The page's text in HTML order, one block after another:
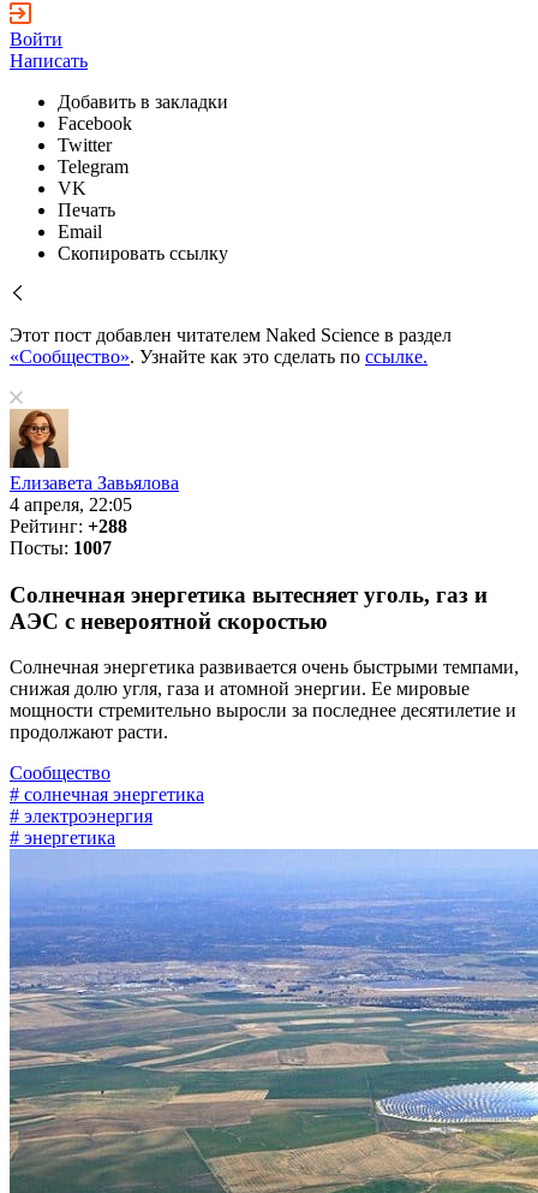
Войти
Написать
Добавить в закладки
Facebook
Twitter
Telegram
VK
Печать
Email
Скопировать ссылку
Этот пост добавлен читателем Naked Science в раздел
«Сообщество». Узнайте как это сделать по ссылке.
Елизавета Завьялова
4 апреля, 22:05
Рейтинг: +288
Посты: 1007
Солнечная энергетика вытесняет уголь, газ и
АЭС с невероятной скоростью
Солнечная энергетика развивается очень быстрыми темпами,
снижая долю угля, газа и атомной энергии. Ее мировые
мощности стремительно выросли за последнее десятилетие и
продолжают расти.
Сообщество
# солнечная энергетика
# электроэнергия
# энергетика